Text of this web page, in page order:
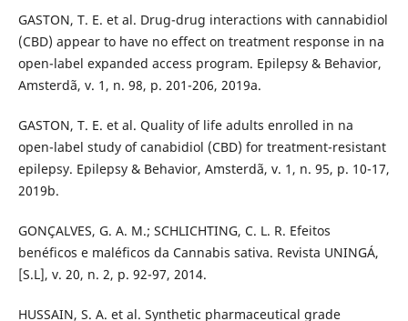
GASTON, T. E. et al. Drug-drug interactions with cannabidiol
(CBD) appear to have no effect on treatment response in na
open-label expanded access program. Epilepsy & Behavior,
Amsterdã, v. 1, n. 98, p. 201-206, 2019a.
GASTON, T. E. et al. Quality of life adults enrolled in na
open-label study of canabidiol (CBD) for treatment-resistant
epilepsy. Epilepsy & Behavior, Amsterdã, v. 1, n. 95, p. 10-17,
2019b.
GONÇALVES, G. A. M.; SCHLICHTING, C. L. R. Efeitos
benéficos e maléficos da Cannabis sativa. Revista UNINGÁ,
[S.L], v. 20, n. 2, p. 92-97, 2014.
HUSSAIN, S. A. et al. Synthetic pharmaceutical grade